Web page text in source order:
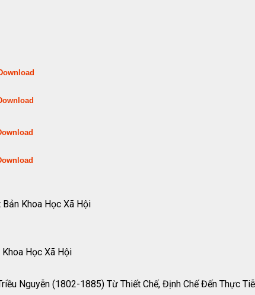
Bản Khoa Học Xã Hội
Học Xã Hội
Nguyễn (1802-1885) Từ Thiết Chế, Định Chế Đến Thực